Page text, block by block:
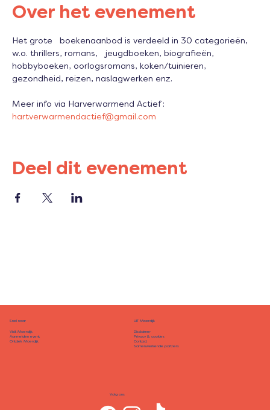
Over het evenement
Het grote   boekenaanbod is verdeeld in 30 categorieën,
w.o. thrillers, romans,   jeugdboeken, biografieën,
hobbyboeken, oorlogsromans, koken/tuinieren,
gezondheid, reizen, naslagwerken enz.
Meer info via Harverwarmend Actief :
hartverwarmendactief@gmail.com
Deel dit evenement
Snel naar
Visit Moerdijk
Aanmelden event
Ontdek Moerdijk
UIT Moerdijk
Disclaimer
Privacy & cookies
Contact
Samenwerkende partners
Volg ons